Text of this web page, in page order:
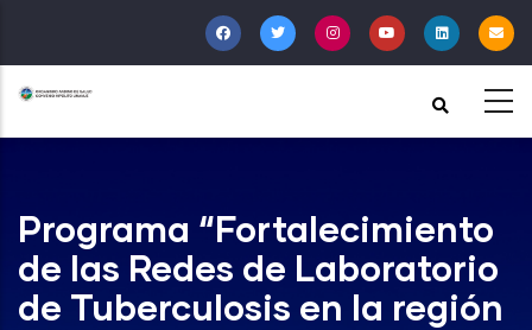
al
contenido
principal
Programa “Fortalecimiento
de las Redes de Laboratorio
de Tuberculosis en la región